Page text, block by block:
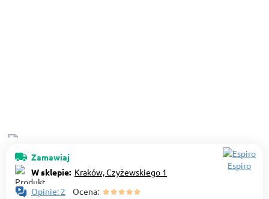
Zamawiaj
W sklepie: Kraków, Czyżewskiego 1
Opinie: 2 Ocena:
Espiro